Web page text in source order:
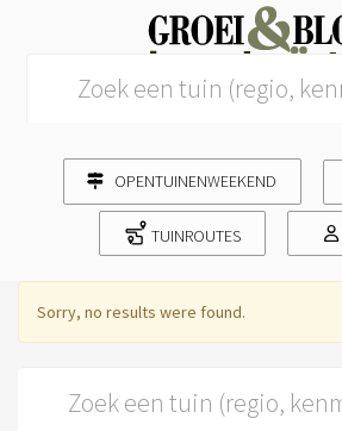
OPENTUINENWEEKEND
TUINROUTES
Sorry, no results were found.